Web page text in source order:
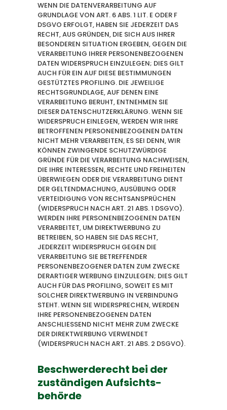
WENN DIE DATENVERARBEITUNG AUF
GRUNDLAGE VON ART. 6 ABS. 1 LIT. E ODER F
DSGVO ERFOLGT, HABEN SIE JEDERZEIT DAS
RECHT, AUS GRÜNDEN, DIE SICH AUS IHRER
BESONDEREN SITUATION ERGEBEN, GEGEN DIE
VERARBEITUNG IHRER PERSONENBEZOGENEN
DATEN WIDERSPRUCH EINZULEGEN; DIES GILT
AUCH FÜR EIN AUF DIESE BESTIMMUNGEN
GESTÜTZTES PROFILING. DIE JEWEILIGE
RECHTSGRUNDLAGE, AUF DENEN EINE
VERARBEITUNG BERUHT, ENTNEHMEN SIE
DIESER DATENSCHUTZERKLÄRUNG. WENN SIE
WIDERSPRUCH EINLEGEN, WERDEN WIR IHRE
BETROFFENEN PERSONENBEZOGENEN DATEN
NICHT MEHR VERARBEITEN, ES SEI DENN, WIR
KÖNNEN ZWINGENDE SCHUTZWÜRDIGE
GRÜNDE FÜR DIE VERARBEITUNG NACHWEISEN,
DIE IHRE INTERESSEN, RECHTE UND FREIHEITEN
ÜBERWIEGEN ODER DIE VERARBEITUNG DIENT
DER GELTENDMACHUNG, AUSÜBUNG ODER
VERTEIDIGUNG VON RECHTSANSPRÜCHEN
(WIDERSPRUCH NACH ART. 21 ABS. 1 DSGVO).
WERDEN IHRE PERSONENBEZOGENEN DATEN
VERARBEITET, UM DIREKTWERBUNG ZU
BETREIBEN, SO HABEN SIE DAS RECHT,
JEDERZEIT WIDERSPRUCH GEGEN DIE
VERARBEITUNG SIE BETREFFENDER
PERSONENBEZOGENER DATEN ZUM ZWECKE
DERARTIGER WERBUNG EINZULEGEN; DIES GILT
AUCH FÜR DAS PROFILING, SOWEIT ES MIT
SOLCHER DIREKTWERBUNG IN VERBINDUNG
STEHT. WENN SIE WIDERSPRECHEN, WERDEN
IHRE PERSONENBEZOGENEN DATEN
ANSCHLIESSEND NICHT MEHR ZUM ZWECKE
DER DIREKTWERBUNG VERWENDET
(WIDERSPRUCH NACH ART. 21 ABS. 2 DSGVO).
Beschwerde­recht bei der
zuständigen Aufsichts­
behörde